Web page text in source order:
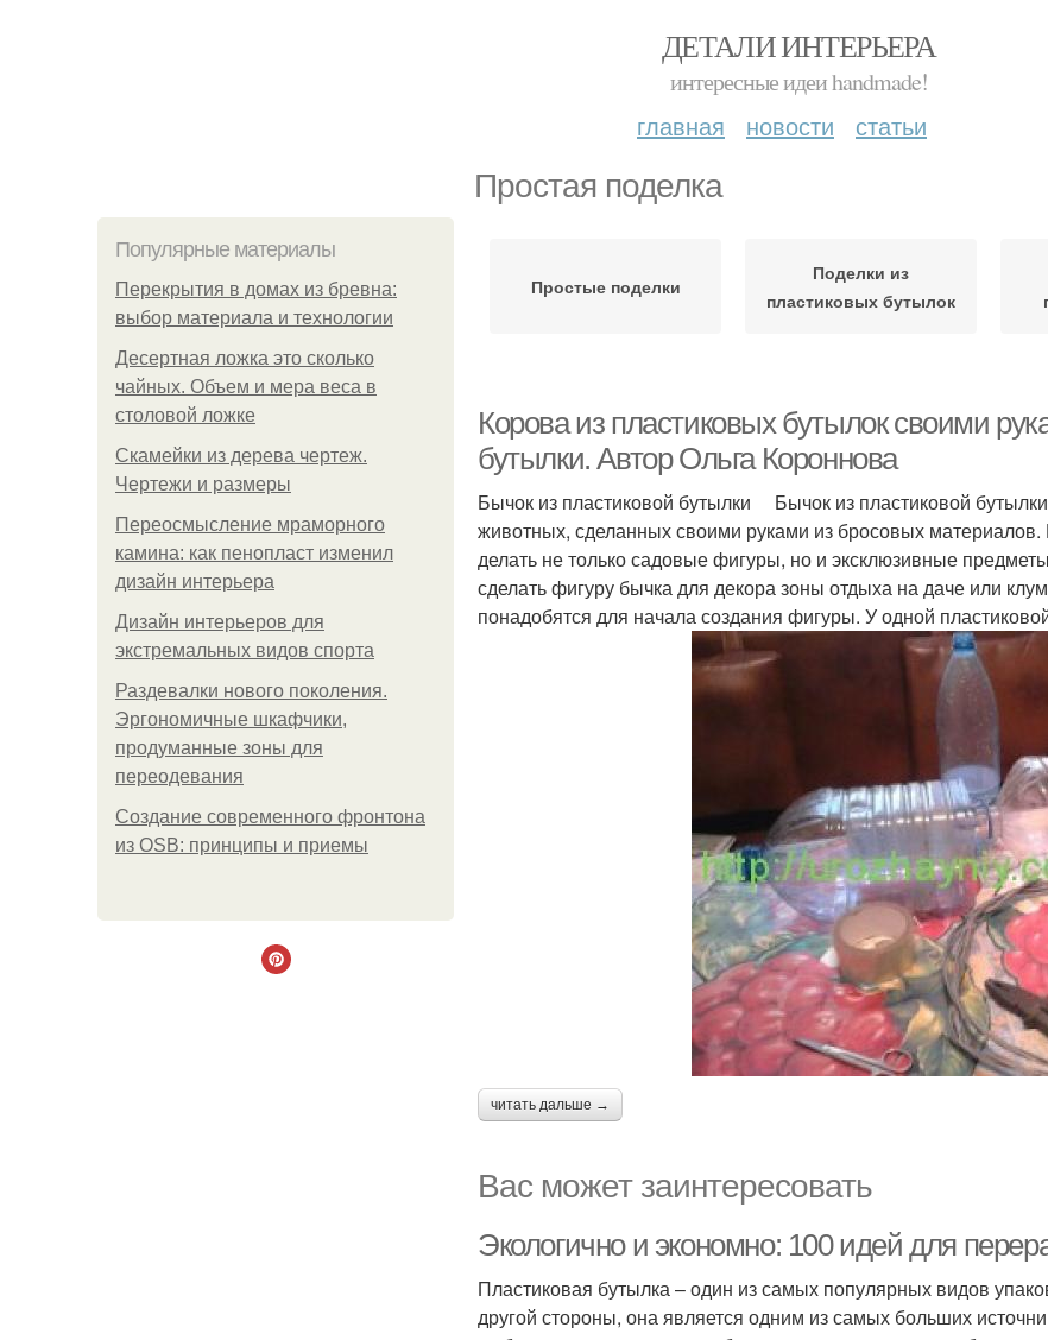
ДЕТАЛИ ИНТЕРЬЕРА
интересные идеи handmade!
главная новости статьи
Простая поделка
Популярные материалы
Перекрытия в домах из бревна:
выбор материала и технологии
Десертная ложка это сколько
чайных. Объем и мера веса в
столовой ложке
Скамейки из дерева чертеж.
Чертежи и размеры
Переосмысление мраморного
камина: как пенопласт изменил
дизайн интерьера
Дизайн интерьеров для
экстремальных видов спорта
Раздевалки нового поколения.
Эргономичные шкафчики,
продуманные зоны для
переодевания
Создание современного фронтона
из OSB: принципы и приемы
Простые поделки
Поделки из
пластиковых бутылок
Корова из пластиковых бутылок своими
бутылки. Автор Ольга Короннова
Бычок из пластиковой бутылки Бычок из пластиковой
животных, сделанных своими руками из бросовых
делать не только садовые фигуры, но и эксклюзивные
сделать фигуру бычка для декора зоны отдыха на даче или
понадобятся для начала создания фигуры. У одной
читать дальше →
Вас может заинтересовать
Экологично и экономно: 100 идей для
Пластиковая бутылка – один из самых популярных видов
другой стороны, она является одним из самых больших